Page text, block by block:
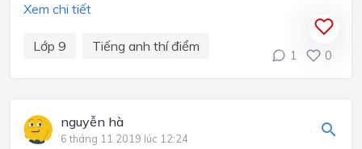
Xem chi tiết
Lớp 9 Tiếng anh thí điểm
1 0
nguyễn hà
6 tháng 11 2019 lúc 12:24